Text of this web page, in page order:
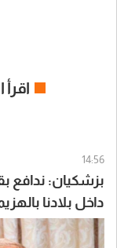
14:56
بزشكيان: ندافع
داخل بلادنا